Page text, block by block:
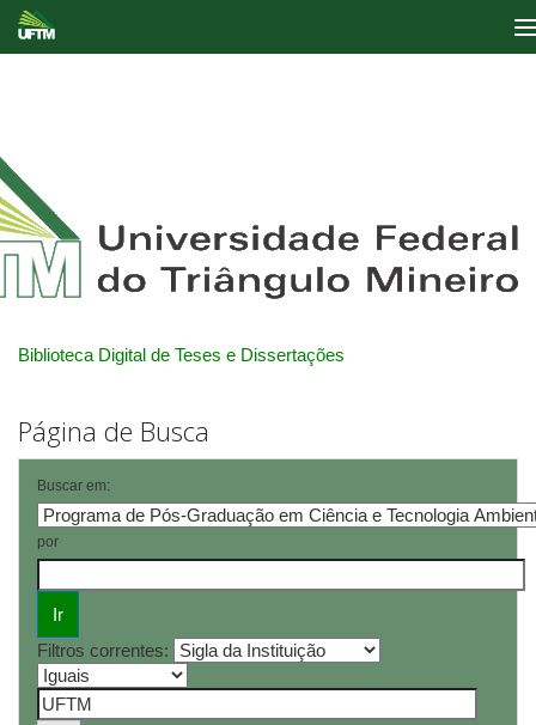
Biblioteca Digital de Teses e Dissertações
Página de Busca
Buscar em:
por
Filtros correntes: